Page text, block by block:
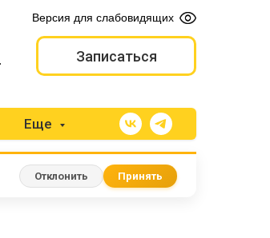
Версия для слабовидящих
Записаться
Еще
Отклонить Принять